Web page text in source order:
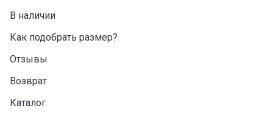
В наличии
Как подобрать размер?
Отзывы
Возврат
Каталог